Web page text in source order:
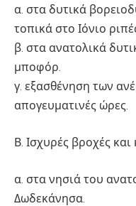
α. στα δυτικά
τοπικά στο Ιόνιο
β. στα ανατολικά
μποφόρ.
γ. εξασθένηση των
απογευματινές ώρες.
Β. Ισχυρές βροχές
α. στα νησιά του
Δωδεκάνησα.